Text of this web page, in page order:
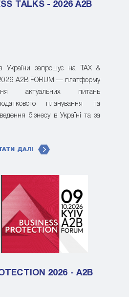
TALKS - 2026 A2B
України запрошує на TAX &
2026 A2B FORUM — платформу
актуальних питань
планування та
бізнесу в Україні та за
ДАЛІ
2026 - A2B